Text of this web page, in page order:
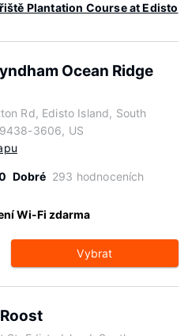
Plantation Course at Edisto
Ocean Ridge
Rd, Edisto Island, South
3606, US
Dobré 293 hodnoceních
Wi-Fi zdarma
Vybrat